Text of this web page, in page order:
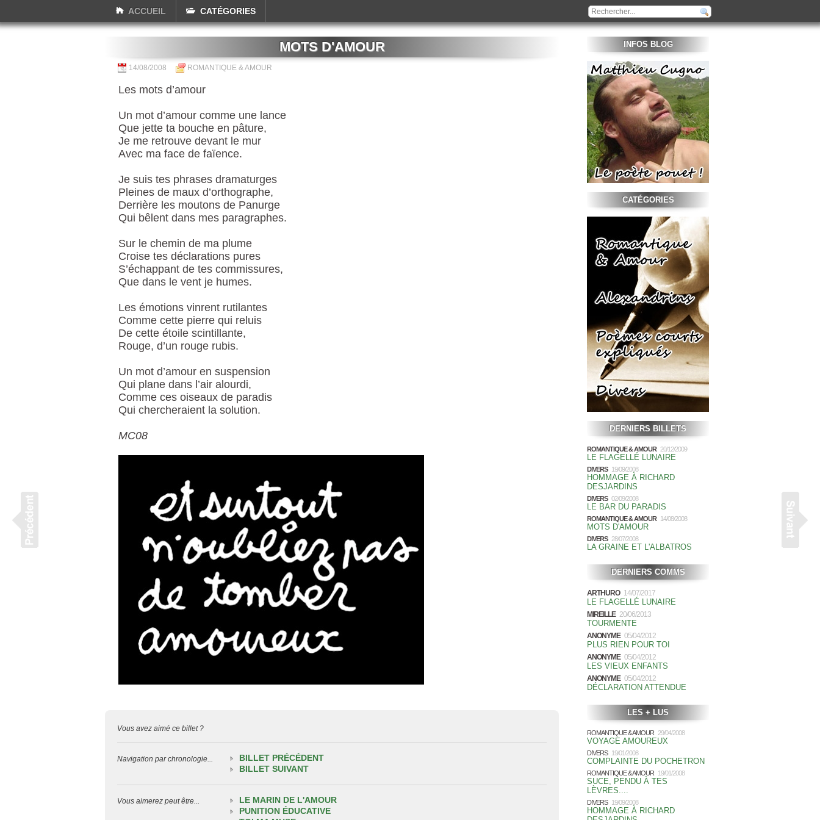
ACCUEIL CATÉGORIES
MOTS D'AMOUR
14/08/2008 ROMANTIQUE & AMOUR
Les mots d’amour
Un mot d’amour comme une lance
Que jette ta bouche en pâture,
Je me retrouve devant le mur
Avec ma face de faïence.
Je suis tes phrases dramaturges
Pleines de maux d’orthographe,
Derrière les moutons de Panurge
Qui bêlent dans mes paragraphes.
Sur le chemin de ma plume
Croise tes déclarations pures
S’échappant de tes commissures,
Que dans le vent je humes.
Les émotions vinrent rutilantes
Comme cette pierre qui reluis
De cette étoile scintillante,
Rouge, d’un rouge rubis.
Un mot d’amour en suspension
Qui plane dans l’air alourdi,
Comme ces oiseaux de paradis
Qui chercheraient la solution.
MC08
Vous avez aimé ce billet ?
Navigation par chronologie...
BILLET PRÉCÉDENT
BILLET SUIVANT
Vous aimerez peut être...
LE MARIN DE L'AMOUR
PUNITION ÉDUCATIVE
INFOS BLOG
CATÉGORIES
DERNIERS BILLETS
ROMANTIQUE & AMOUR20/12/2009
LE FLAGELLÉ LUNAIRE
DIVERS19/09/2008
HOMMAGE À RICHARD
DESJARDINS
DIVERS02/09/2008
LE BAR DU PARADIS
ROMANTIQUE & AMOUR14/08/2008
MOTS D'AMOUR
DIVERS28/07/2008
LA GRAINE ET L'ALBATROS
DERNIERS COMMS
ARTHURO 14/07/2017
LE FLAGELLÉ LUNAIRE
MIREILLE 20/06/2013
TOURMENTE
ANONYME 05/04/2012
PLUS RIEN POUR TOI
ANONYME 05/04/2012
LES VIEUX ENFANTS
ANONYME 05/04/2012
DÉCLARATION ATTENDUE
LES + LUS
ROMANTIQUE & AMOUR 29/04/2008
VOYAGE AMOUREUX
DIVERS19/01/2008
COMPLAINTE DU POCHETRON
ROMANTIQUE & AMOUR 19/01/2008
SUCE, PENDU À TES
LÈVRES....
DIVERS19/09/2008
HOMMAGE À RICHARD